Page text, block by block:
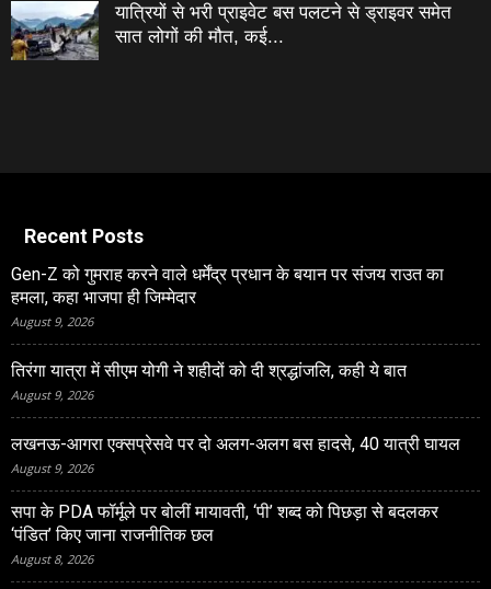
यात्रियों से भरी प्राइवेट बस पलटने से ड्राइवर समेत
सात लोगों की मौत, कई...
Recent Posts
Gen-Z को गुमराह करने वाले धर्मेंद्र प्रधान के बयान पर संजय राउत का
हमला, कहा भाजपा ही जिम्मेदार
August 9, 2026
तिरंगा यात्रा में सीएम योगी ने शहीदों को दी श्रद्धांजलि, कही ये बात
August 9, 2026
लखनऊ-आगरा एक्सप्रेसवे पर दो अलग-अलग बस हादसे, 40 यात्री घायल
August 9, 2026
सपा के PDA फॉर्मूले पर बोलीं मायावती, ‘पी’ शब्द को पिछड़ा से बदलकर
‘पंडित’ किए जाना राजनीतिक छल
August 8, 2026